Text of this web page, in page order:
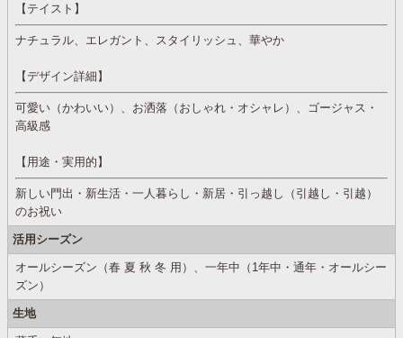
【テイスト】
ナチュラル、エレガント、スタイリッシュ、華やか
【デザイン詳細】
可愛い（かわいい）、お洒落（おしゃれ・オシャレ）、ゴージャス・
高級感
【用途・実用的】
新しい門出・新生活・一人暮らし・新居・引っ越し（引越し・引越）
のお祝い
活用シーズン
オールシーズン（春 夏 秋 冬 用）、一年中（1年中・通年・オールシー
ズン）
生地